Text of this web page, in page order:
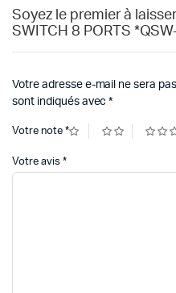
Soyez le premier à
SWITCH 8 PORTS
Votre adresse e-mail ne sera
sont indiqués avec*
Votre note *
Votre avis *